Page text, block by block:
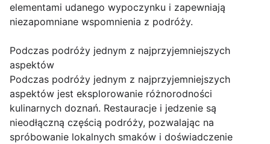
elementami udanego wypoczynku i zapewniają
niezapomniane wspomnienia z podróży.
Podczas podróży jednym z najprzyjemniejszych
aspektów
Podczas podróży jednym z najprzyjemniejszych
aspektów jest eksplorowanie różnorodności
kulinarnych doznań. Restauracje i jedzenie są
nieodłączną częścią podróży, pozwalając na
spróbowanie lokalnych smaków i doświadczenie